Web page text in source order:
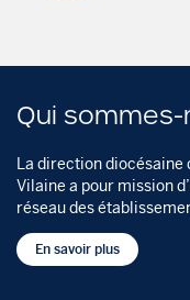
Qui
La direction diocésaine
Vilaine a pour mission
réseau des
En savoir plus